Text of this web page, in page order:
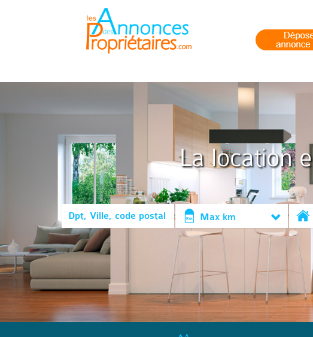
La location
Max km